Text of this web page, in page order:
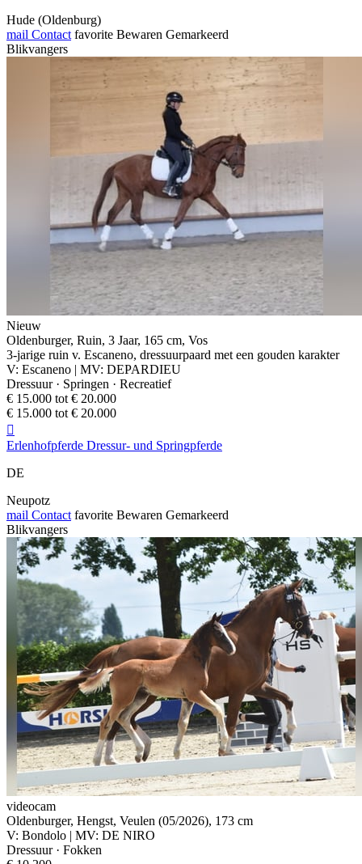
Hude (Oldenburg)
mail Contact favorite Bewaren Gemarkeerd
Blikvangers
Nieuw
Oldenburger, Ruin, 3 Jaar, 165 cm, Vos
3-jarige ruin v. Escaneno, dressuurpaard met een gouden karakter
V: Escaneno | MV: DEPARDIEU
Dressuur · Springen · Recreatief
€ 15.000 tot € 20.000
€ 15.000 tot € 20.000

Erlenhofpferde Dressur- und Springpferde
DE
Neupotz
mail Contact favorite Bewaren Gemarkeerd
Blikvangers
videocam
Oldenburger, Hengst, Veulen (05/2026), 173 cm
V: Bondolo | MV: DE NIRO
Dressuur · Fokken